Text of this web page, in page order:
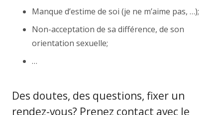
Manque d’estime de soi (je ne m’aime pas, …);
Non-acceptation de sa différence, de son
orientation sexuelle;
…
Des doutes, des questions, fixer un
rendez-vous? Prenez contact avec le